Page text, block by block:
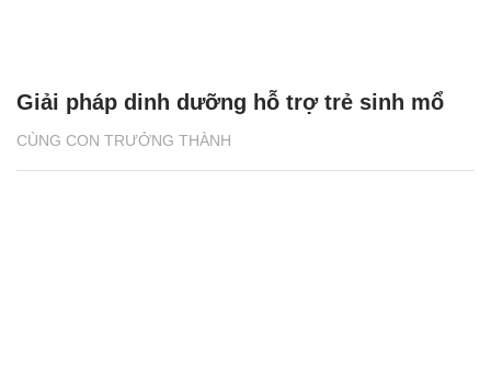
CÙNG CON TRƯỞNG THÀNH
Giải pháp dinh dưỡng hỗ trợ trẻ sinh mổ